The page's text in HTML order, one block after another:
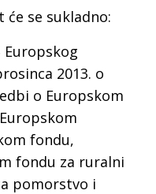
će se sukladno:
Europskog
2013. o
o Europskom
fondu,
fondu za ruralni
pomorstvo i